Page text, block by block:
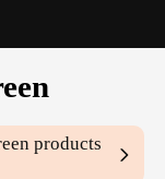
products